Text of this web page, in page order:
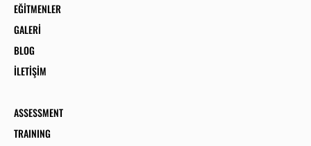
EĞITMENLER
GALERI
BLOG
İLETIŞIM
ASSESSMENT
TRAINING